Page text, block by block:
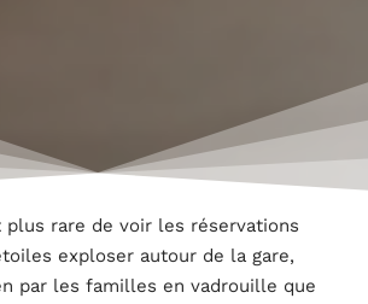
plus rare de voir les réservations
exploser autour de la gare,
par les familles en vadrouille que